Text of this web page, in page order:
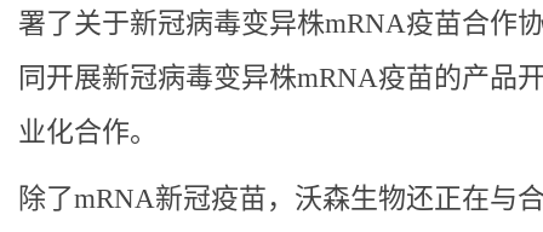
署了关于新冠病毒变异株mRNA疫苗合作
同开展新冠病毒变异株mRNA疫苗的产品
业化合作。
除了mRNA新冠疫苗，沃森生物还正在与